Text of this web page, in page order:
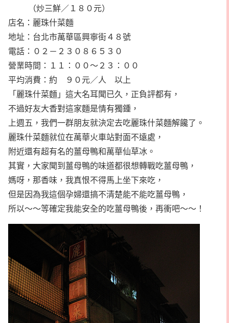
（炒三鮮／１８０元）
店名：麗珠什菜麵
地址：台北市萬華區興寧街４８號
電話：０２－２３０８６５３０
營業時間：１１：００～２３：００
平均消費：約 ９０元／人 以上
「麗珠什菜麵」這大名耳聞已久，正負評都有，
不過好友大香對這家麵是情有獨鍾，
上週五，我們一群朋友就決定去吃麗珠什菜麵解饞了。
麗珠什菜麵就位在萬華火車站對面不遠處，
附近還有超有名的薑母鴨和萬華仙草冰。
其實，大家聞到薑母鴨的味道都很想轉戰吃薑母鴨，
媽呀，那香味，我真恨不得馬上坐下來吃，
但是因為我這個孕婦還搞不清楚能不能吃薑母鴨，
所以～～等確定我能安全的吃薑母鴨後，再衝吧～～！